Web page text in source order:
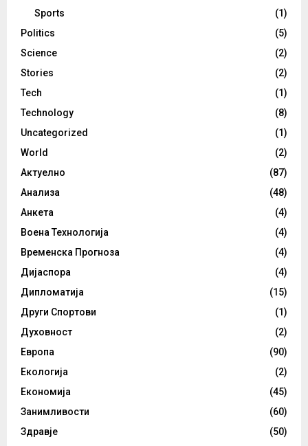
Sports
(1)
Politics
(5)
Science
(2)
Stories
(2)
Tech
(1)
Technology
(8)
Uncategorized
(1)
World
(2)
Актуелно
(87)
Анализа
(48)
Анкета
(4)
Воена Технологија
(4)
Временска Прогноза
(4)
Дијаспора
(4)
Дипломатија
(15)
Други Спортови
(1)
Духовност
(2)
Европа
(90)
Екологија
(2)
Економија
(45)
Занимливости
(60)
Здравје
(50)